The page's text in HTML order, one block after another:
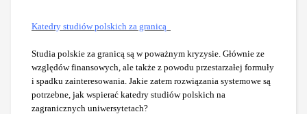
Katedry studiów polskich za granicą
Studia polskie za granicą są w poważnym kryzysie. Głównie ze
względów finansowych, ale także z powodu przestarzałej formuły
i spadku zainteresowania. Jakie zatem rozwiązania systemowe są
potrzebne, jak wspierać katedry studiów polskich na
zagranicznych uniwersytetach?